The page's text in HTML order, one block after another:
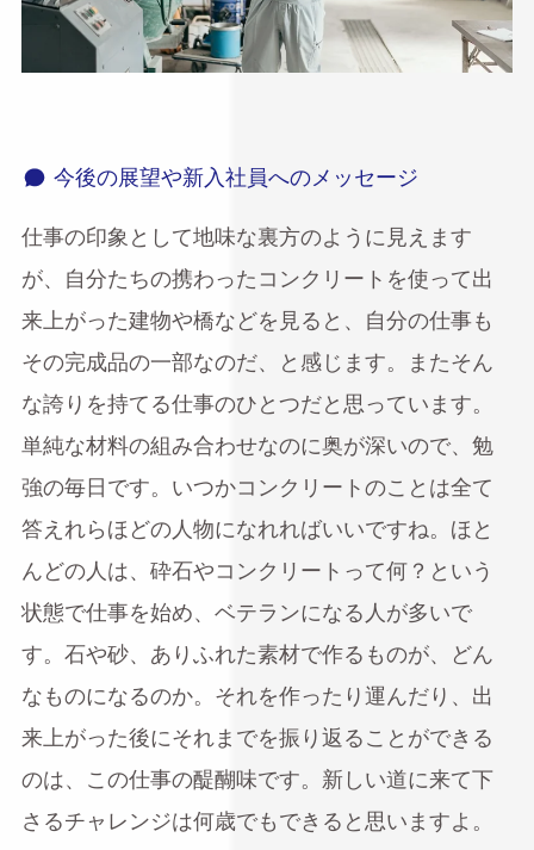
今後の展望や新入社員へのメッセージ
仕事の印象として地味な裏方のように見えます
が、自分たちの携わったコンクリートを使って出
来上がった建物や橋などを見ると、自分の仕事も
その完成品の一部なのだ、と感じます。またそん
な誇りを持てる仕事のひとつだと思っています。
単純な材料の組み合わせなのに奥が深いので、勉
強の毎日です。いつかコンクリートのことは全て
答えれらほどの人物になれればいいですね。ほと
んどの人は、砕石やコンクリートって何？という
状態で仕事を始め、ベテランになる人が多いで
す。石や砂、ありふれた素材で作るものが、どん
なものになるのか。それを作ったり運んだり、出
来上がった後にそれまでを振り返ることができる
のは、この仕事の醍醐味です。新しい道に来て下
さるチャレンジは何歳でもできると思いますよ。